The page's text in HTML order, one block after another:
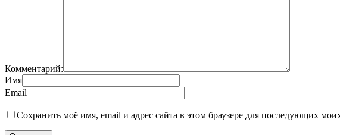
Комментарий:
Имя
Email
Сохранить моё имя, email и адрес сайта в этом браузере для последующих